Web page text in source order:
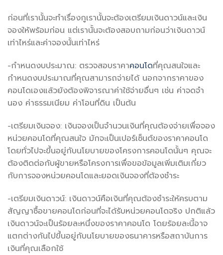
ก่อนที่เรานั้นจะทำเรื่องกูเรานั้นจะต้องเตรียมเงินดาวน์และเงิน
จองให้พร้อมก่อน แต่เรานั้นจะต้องสอบถามก่อนว่าเงินดาวน์
เท่าไหร่และค่าจองนั้นเท่าไหร่
-กำหนดงบประมาณ: ตรวจสอบราคาคอนโดที่คุณสนใจและ
กำหนดงบประมาณที่คุณสามารถจ่ายได้ นอกจากราคาของ
คอนโดเองแล้วยังต้องพิจารณาค่าใช้จ่ายอื่นๆ เช่น ค่าจดจำ
นอง ค่าธรรมเนียม ค่าโอนที่ดิน เป็นต้น
-เตรียมเงินจอง: เงินจองเป็นจำนวนเงินที่คุณต้องจ่ายเพื่อจอง
หน่วยคอนโดที่คุณสนใจ มักจะเป็นเปอร์เซ็นต์ของราคาคอนโด
โดยทั่วไปจะขึ้นอยู่กับนโยบายของโครงการคอนโดนั้นๆ คุณจะ
ต้องติดต่อกับผู้ขายหรือโครงการเพื่อขอข้อมูลเพิ่มเติมเกี่ยว
กับการจองหน่วยคอนโดและยอดเงินจองที่ต้องชำระ
-เตรียมเงินดาวน์: เงินดาวน์คือเงินที่คุณต้องชำระให้ครบตาม
สัญญาซื้อขายคอนโดก่อนที่จะได้รับหน่วยคอนโดจริง ปกติแล้ว
เงินดาวน์จะเป็นร้อยละหนึ่งของราคาคอนโด โดยร้อยละนี้อาจ
แตกต่างกันไปขึ้นอยู่กับนโยบายของธนาคารหรือสถาบันการ
เงินที่คุณเลือกใช้